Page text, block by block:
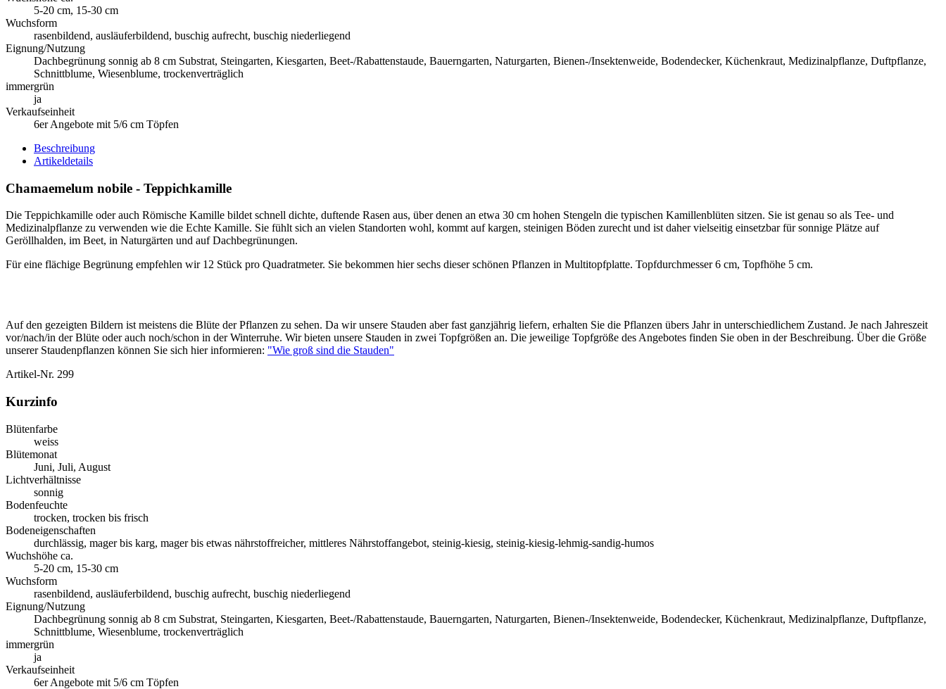
5-20 cm, 15-30 cm
Wuchsform
rasenbildend, ausläuferbildend, buschig aufrecht, buschig niederliegend
Eignung/Nutzung
Dachbegrünung sonnig ab 8 cm Substrat, Steingarten, Kiesgarten, Beet-/Rabattenstaude, Bauerngarten, Naturgarten, Bienen-/Insektenweide, Bodendecker, Küchenkraut, Medizinalpflanze, Duftpflanze,
Schnittblume, Wiesenblume, trockenverträglich
immergrün
ja
Verkaufseinheit
6er Angebote mit 5/6 cm Töpfen
Beschreibung
Artikeldetails
Chamaemelum nobile - Teppichkamille
Die Teppichkamille oder auch Römische Kamille bildet schnell dichte, duftende Rasen aus, über denen an etwa 30 cm hohen Stengeln die typischen Kamillenblüten sitzen. Sie ist genau so als Tee- und
Medizinalpflanze zu verwenden wie die Echte Kamille. Sie fühlt sich an vielen Standorten wohl, kommt auf kargen, steinigen Böden zurecht und ist daher vielseitig einsetzbar für sonnige Plätze auf
Geröllhalden, im Beet, in Naturgärten und auf Dachbegrünungen.
Für eine flächige Begrünung empfehlen wir 12 Stück pro Quadratmeter. Sie bekommen hier sechs dieser schönen Pflanzen in Multitopfplatte. Topfdurchmesser 6 cm, Topfhöhe 5 cm.
Auf den gezeigten Bildern ist meistens die Blüte der Pflanzen zu sehen. Da wir unsere Stauden aber fast ganzjährig liefern, erhalten Sie die Pflanzen übers Jahr in unterschiedlichem Zustand. Je nach Jahreszeit
vor/nach/in der Blüte oder auch noch/schon in der Winterruhe. Wir bieten unsere Stauden in zwei Topfgrößen an. Die jeweilige Topfgröße des Angebotes finden Sie oben in der Beschreibung. Über die Größe
unserer Staudenpflanzen können Sie sich hier informieren: "Wie groß sind die Stauden"
Artikel-Nr. 299
Kurzinfo
Blütenfarbe
weiss
Blütemonat
Juni, Juli, August
Lichtverhältnisse
sonnig
Bodenfeuchte
trocken, trocken bis frisch
Bodeneigenschaften
durchlässig, mager bis karg, mager bis etwas nährstoffreicher, mittleres Nährstoffangebot, steinig-kiesig, steinig-kiesig-lehmig-sandig-humos
Wuchshöhe ca.
5-20 cm, 15-30 cm
Wuchsform
rasenbildend, ausläuferbildend, buschig aufrecht, buschig niederliegend
Eignung/Nutzung
Dachbegrünung sonnig ab 8 cm Substrat, Steingarten, Kiesgarten, Beet-/Rabattenstaude, Bauerngarten, Naturgarten, Bienen-/Insektenweide, Bodendecker, Küchenkraut, Medizinalpflanze, Duftpflanze,
Schnittblume, Wiesenblume, trockenverträglich
immergrün
ja
Verkaufseinheit
6er Angebote mit 5/6 cm Töpfen